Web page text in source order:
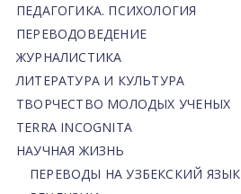
ПЕДАГОГИКА. ПСИХОЛОГИЯ
ПЕРЕВОДОВЕДЕНИЕ
ЖУРНАЛИСТИКА
ЛИТЕРАТУРА И КУЛЬТУРА
ТВОРЧЕСТВО МОЛОДЫХ УЧЕНЫХ
TERRA INCOGNITA
НАУЧНАЯ ЖИЗНЬ
ПЕРЕВОДЫ НА УЗБЕКСКИЙ ЯЗЫК